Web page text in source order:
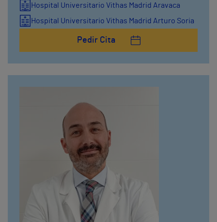
Hospital Universitario Vithas Madrid Aravaca
Hospital Universitario Vithas Madrid Arturo Soria
Pedir Cita